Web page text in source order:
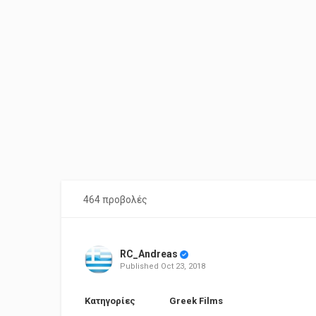
464 προβολές
RC_Andreas
Published Oct 23, 2018
Κατηγορίες Greek Films